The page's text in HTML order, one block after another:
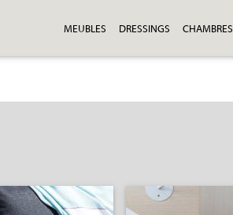
MEUBLES DRESSINGS CHAMBRES